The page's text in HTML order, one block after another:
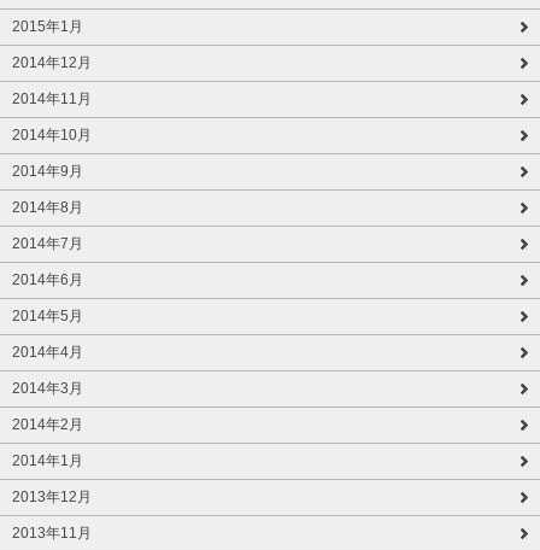
2015年1月
2014年12月
2014年11月
2014年10月
2014年9月
2014年8月
2014年7月
2014年6月
2014年5月
2014年4月
2014年3月
2014年2月
2014年1月
2013年12月
2013年11月